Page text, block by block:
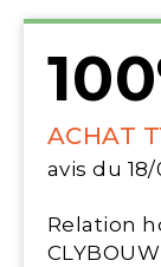
ACHAT
avis du
Relation
CLYBOUW